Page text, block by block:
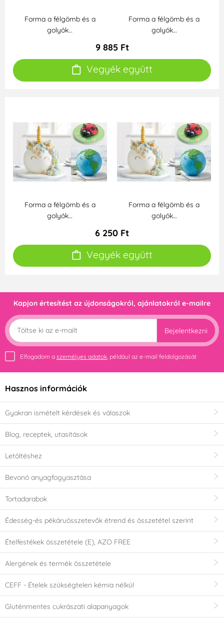
Forma a félgömb és a
golyók…
Forma a félgömb és a
golyók…
9 885 Ft
Vegyék együtt
Forma a félgömb és a
golyók…
Forma a félgömb és a
golyók…
6 250 Ft
Vegyék együtt
Kapjon értesítést az újdonságokról, ajánlatokról e-mailre
Bejelentkezni
Elfogadom a személyes adatok, például az e-mail feldolgozását
Hasznos információk
Gyakran ismételt kérdések és válaszok
Blog, receptek, utasítások
Letöltéshez
Bevonó anyagfogyasztása
Tortadarabok
Édesség-és pékáruösszetevők étrend és összetétel szerint
Ételfestékek összetétele (E), AZO FREE
Alergének és termék összetétele
CEFF - Ételek szükségtelen kémia nélkül
Gluténmentes cukrászati alapanyagok